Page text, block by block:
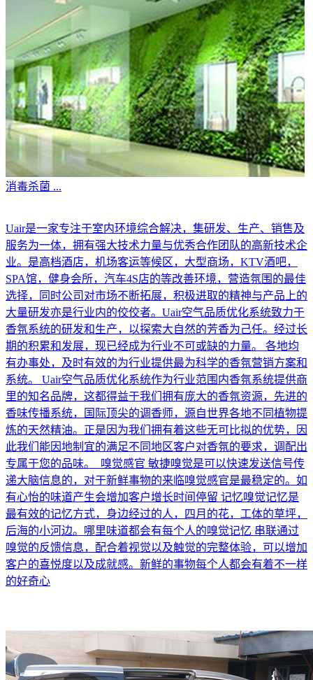
消毒杀菌 ...
Uair是一家专注于室内环境综合解决，集研发、生产、销售及
服务为一体，拥有强大技术力量与优秀合作团队的高新技术企
业。是高档酒店，机场客运等候区，大型商场，KTV酒吧，
SPA馆，健身会所，汽车4S店的等改善环境，营造氛围的最佳
选择，同时公司对市场不断拓展，积极进取的精神与产品上的
大量研发亦是行业内的佼佼者。Uair空气品质优化系统致力于
香氛系统的研发和生产，以探索大自然的芳香为己任。经过长
期的积累和发展，现已经成为行业不可或缺的力量。 各地均
有办事处，及时有效的为行业提供最为科学的香氛营销方案和
系统。 Uair空气品质优化系统作为行业范围内香氛系统提供商
里的知名品牌，这都得益于我们拥有庞大的香氛资源，先进的
香味传播系统，国际顶尖的调香师，源自世界各地不同植物提
炼的天然精油。正是因为我们拥有着这些无可比拟的优势，因
此我们能因地制宜的满足不同地区客户对香氛的要求，调配出
专属于您的品味。 嗅觉感官 敏捷嗅觉是可以快速发送信号传
递大脑信息的，对于新鲜事物的来临嗅觉感官是最稳定的。如
有心怡的味道产生会增加客户增长时间停留 记忆嗅觉记忆是
最有效的记忆方式，身边经过的人，四月的花，工体的草坪，
后海的小河边。哪里味道都会有每个人的嗅觉记忆 串联通过
嗅觉的反馈信息，配合着视觉以及触觉的完整体验，可以增加
客户的喜悦度以及成就感。新鲜的事物每个人都会有着不一样
的好奇心